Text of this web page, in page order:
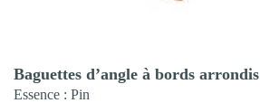
Aperçu rapide
Baguettes d’angle à bords arrondis
Essence : Pin